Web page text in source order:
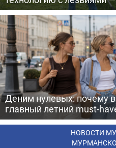
Деним нулевых:
главный летний must-
НОВОСТИ